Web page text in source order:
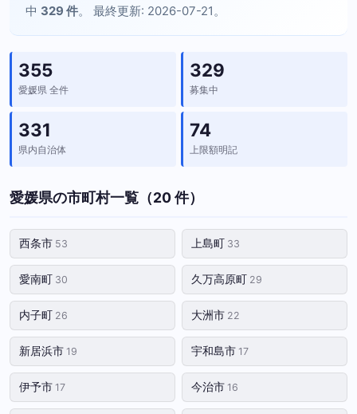
中 329 件。 最終更新: 2026-07-21。
355
愛媛県 全件
329
募集中
331
県内自治体
74
上限額明記
愛媛県の市町村一覧（20 件）
西条市 53 上島町 33
愛南町 30 久万高原町 29
内子町 26 大洲市 22
新居浜市 19 宇和島市 17
伊予市 17 今治市 16